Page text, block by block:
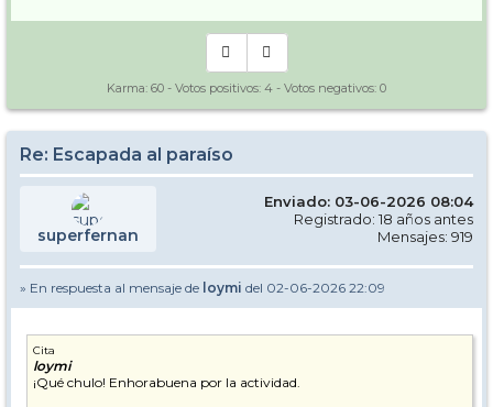
Karma: 60 - Votos positivos: 4 - Votos negativos: 0
Re: Escapada al paraíso
superfernan
Enviado: 03-06-2026 08:04
Registrado: 18 años antes
Mensajes: 919
» En respuesta al mensaje de loymi del 02-06-2026 22:09
Cita
loymi
¡Qué chulo! Enhorabuena por la actividad.